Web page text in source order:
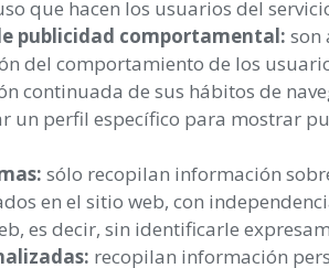
que hacen los usuarios del
publicidad comportamental: son
del comportamiento de los
continuada de sus hábitos de
un perfil específico para mostrar
sólo recopilan información
en el sitio web, con
es decir, sin identificarle
recopilan información